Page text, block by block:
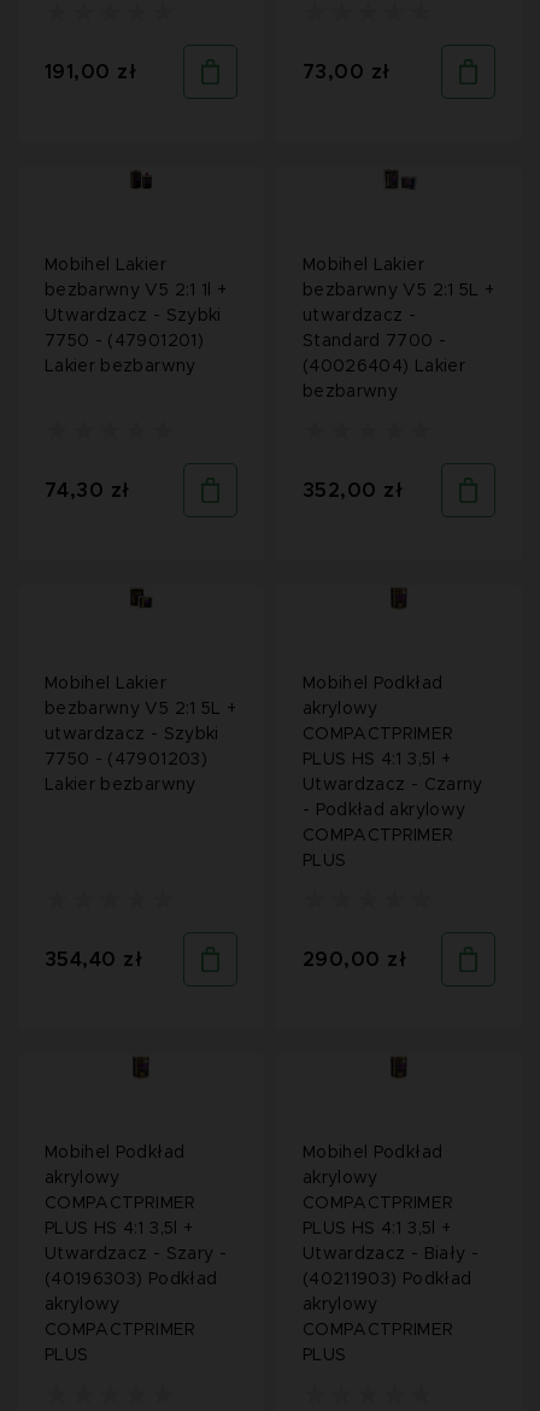
191,00 zł 73,00 zł
Mobihel Lakier
bezbarwny V5 2:1 1l +
Utwardzacz - Szybki
7750 - (47901201)
Lakier bezbarwny
74,30 zł
Mobihel Lakier
bezbarwny V5 2:1 5L +
utwardzacz -
Standard 7700 -
(40026404) Lakier
bezbarwny
352,00 zł
Mobihel Lakier
bezbarwny V5 2:1 5L +
utwardzacz - Szybki
7750 - (47901203)
Lakier bezbarwny
354,40 zł
Mobihel Podkład
akrylowy
COMPACTPRIMER
PLUS HS 4:1 3,5l +
Utwardzacz - Czarny
- Podkład akrylowy
COMPACTPRIMER
PLUS
290,00 zł
Mobihel Podkład
akrylowy
COMPACTPRIMER
PLUS HS 4:1 3,5l +
Utwardzacz - Szary -
(40196303) Podkład
akrylowy
COMPACTPRIMER
PLUS
Mobihel Podkład
akrylowy
COMPACTPRIMER
PLUS HS 4:1 3,5l +
Utwardzacz - Biały -
(40211903) Podkład
akrylowy
COMPACTPRIMER
PLUS